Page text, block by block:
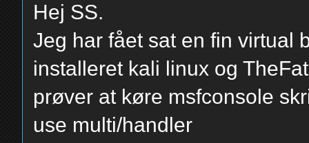
Hej SS.
Jeg har fået sat en fin virtual
installeret kali linux og
prøver at køre msfconsole
use multi/handler